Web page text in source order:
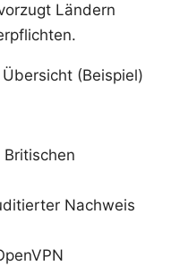
Ländern
(Beispiel)
Nachweis